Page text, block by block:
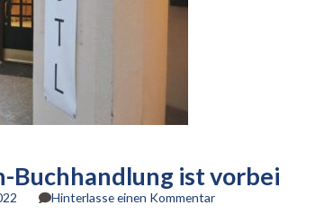
Buchhandlung ist vorbei
Hinterlasse einen Kommentarzu